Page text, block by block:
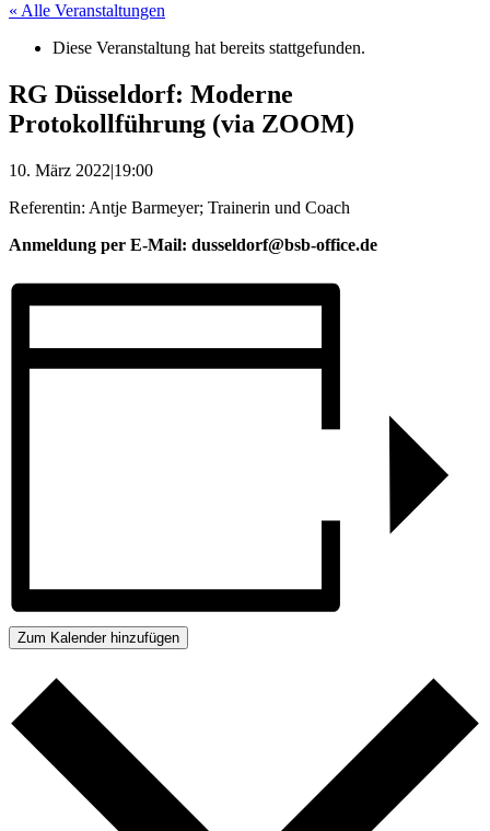
« Alle Veranstaltungen
Diese Veranstaltung hat bereits stattgefunden.
RG Düsseldorf: Moderne
Protokollführung (via ZOOM)
10. März 2022|19:00
Referentin: Antje Barmeyer; Trainerin und Coach
Anmeldung per E-Mail: dusseldorf@bsb-office.de
Zum Kalender hinzufügen